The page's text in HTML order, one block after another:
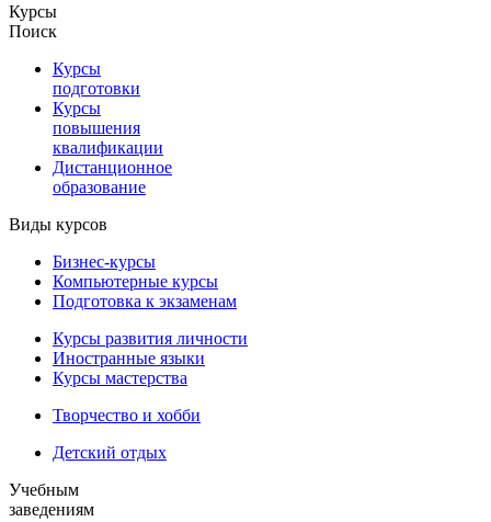
Курсы
Поиск
Курсы
подготовки
Курсы
повышения
квалификации
Дистанционное
образование
Виды курсов
Бизнес-курсы
Компьютерные курсы
Подготовка к экзаменам
Курсы развития личности
Иностранные языки
Курсы мастерства
Творчество и хобби
Детский отдых
Учебным
заведениям